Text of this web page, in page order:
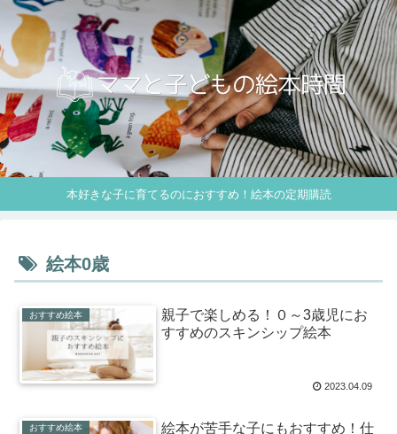
本好きな子に育てるのにおすすめ！絵本の定期購読
絵本0歳
おすすめ絵本
親子で楽しめる！０～3歳児にお
すすめのスキンシップ絵本
2023.04.09
おすすめ絵本
絵本が苦手な子にもおすすめ！仕